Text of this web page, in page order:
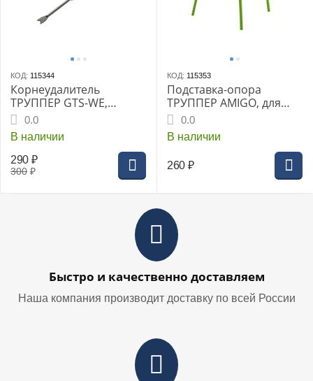
КОД: 115344
Корнеудалитель
ТРУППЕР GTS-WE,
деревянная ручка -150
мм, (15028)
0.0
В наличии
300 ₽
290 ₽
КОД: 115353
Подставка-опора
ТРУППЕР AMIGO, для
клубники, 5 шт
0.0
В наличии
260 ₽
Быстро и качественно доставляем
Наша компания производит доставку по всей России